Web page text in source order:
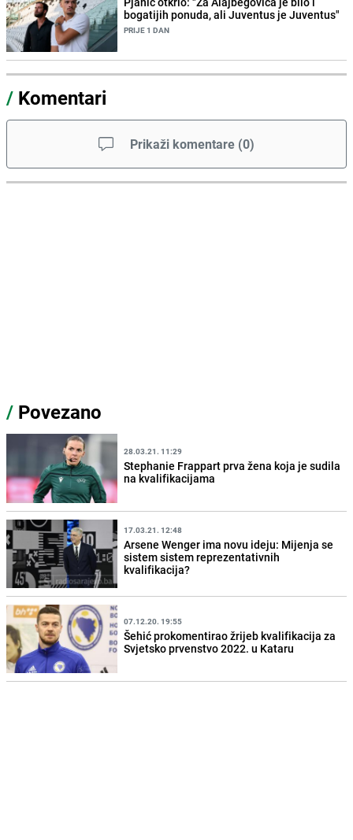
bogatijih ponuda, ali Juventus je Juventus"
PRIJE 1 DAN
/ Komentari
Prikaži komentare (0)
/ Povezano
28.03.21. 11:29
Stephanie Frappart prva žena koja je sudila
na kvalifikacijama
17.03.21. 12:48
Arsene Wenger ima novu ideju: Mijenja se
sistem sistem reprezentativnih
kvalifikacija?
07.12.20. 19:55
Šehić prokomentirao žrijeb kvalifikacija za
Svjetsko prvenstvo 2022. u Kataru